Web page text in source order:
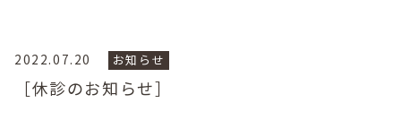
2022.07.20 お知らせ
［休診のお知らせ］